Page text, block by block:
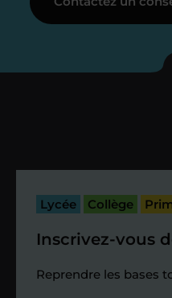
Je vous
bilan et vérifier
Étape 4
Lycée Collège
Inscrivez-vous
Reprendre les bases